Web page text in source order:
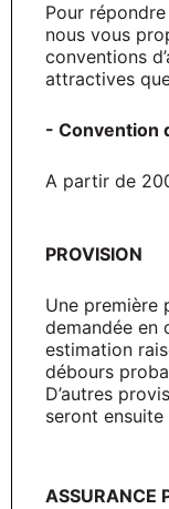
Pour
nous vous
conventions
attractives
- Convention
A partir de
PROVISION
Une première
demandée en
estimation
débours
D’autres
seront ensuite
ASSURANCE